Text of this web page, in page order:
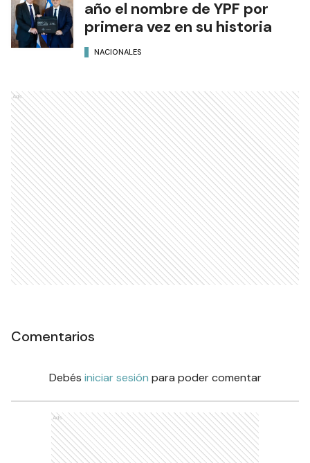
año el nombre de YPF por
primera vez en su historia
NACIONALES
Ads
Comentarios
Debés iniciar sesión para poder comentar
Ads